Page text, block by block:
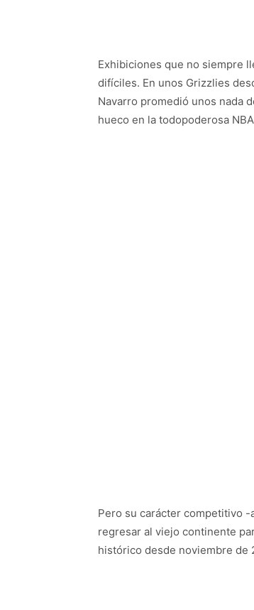
Exhibiciones que no siempre
difíciles. En unos Grizzlies
Navarro promedió unos nada
hueco en la todopoderosa
Pero su carácter competitivo
regresar al viejo continente
histórico desde noviembre de